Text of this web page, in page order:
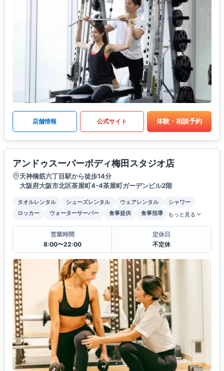
店舗情報 公式サイト 体験・相談予約
アンドゥスーパーボディ梅田スタジオ店
天神橋筋六丁目駅から徒歩14分
大阪府大阪市北区茶屋町4-4茶屋町ガーデンビル2階
タオルレンタル シューズレンタル ウェアレンタル
シャワー
ロッカー
ウォーターサーバー 食事提供 食事指導 もっと見る
営業時間
8:00〜22:00
定休日
不定休